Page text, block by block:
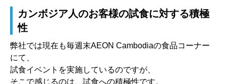
カンボジア人のお客様の試食に対する積極
性
弊社では現在も毎週末AEON Cambodiaの食品コーナー
にて、
試食イベントを実施しているのですが、
そこで感じるのは、試食への積極性です。